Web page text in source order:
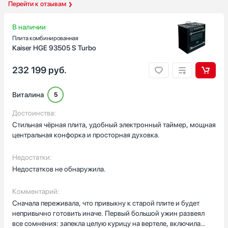
Перейти к отзывам
В наличии
Плита комбинированная
Kaiser HGE 93505 S Turbo
232 199 руб.
Виталина 5
Достоинства:
Стильная чёрная плита, удобный электронный таймер, мощная
центральная конфорка и просторная духовка.
Недостатки:
Недостатков не обнаружила.
Комментарий:
Сначала переживала, что привыкну к старой плите и будет
непривычно готовить иначе. Первый большой ужин развеял
все сомнения: запекла целую курицу на вертеле, включила